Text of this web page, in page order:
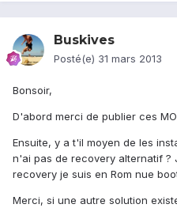
Buskives
Posté(e) 31 mars 2013
Bonsoir,
D'abord merci de publier ces
Ensuite, y a t'il moyen de les
n'ai pas de recovery alternatif ?
recovery je suis en Rom nue
Merci, si une autre solution